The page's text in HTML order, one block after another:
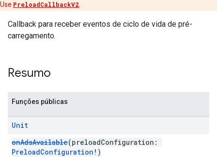
Use PreloadCallbackV2
Callback para receber eventos de ciclo de vida de pré-
carregamento.
Resumo
Funções públicas
Unit
onAdsAvailable(preloadConfiguration:
PreloadConfiguration !)